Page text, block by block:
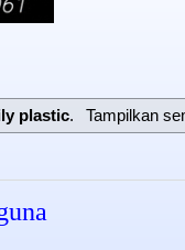
plastic. Tampilkan